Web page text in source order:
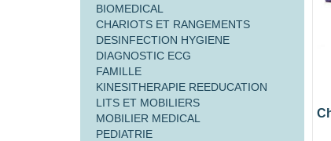
BIOMEDICAL
CHARIOTS ET RANGEMENTS
DESINFECTION HYGIENE
DIAGNOSTIC ECG
FAMILLE
KINESITHERAPIE REEDUCATION
LITS ET MOBILIERS
MOBILIER MEDICAL
PEDIATRIE